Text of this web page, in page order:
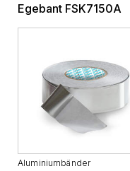
Egebant FSK7150A
Aluminiumbänder